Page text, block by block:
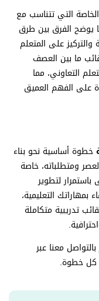
التي تتناسب مع
الفرق بين طرق
على المتعلم
ما بين العصف
مما
الفهم العميق
أساسية نحو بناء
ومتطلباته، خاصة
لتطوير
التعليمية،
متكاملة
معنا عبر